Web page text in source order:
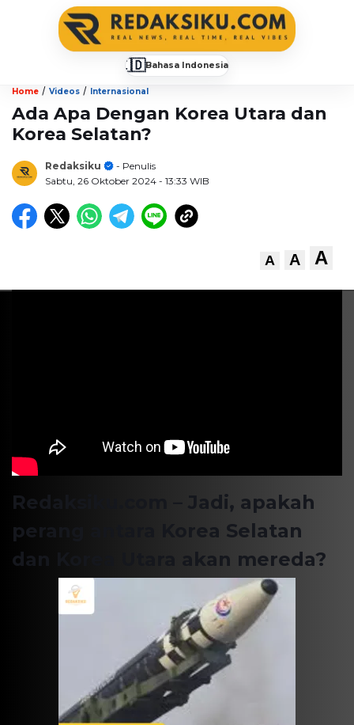
🇮🇩Bahasa Indonesia
Home / Videos / Internasional
Ada Apa Dengan Korea Utara dan
Korea Selatan?
Redaksiku
- Penulis
Sabtu, 26 Oktober 2024 - 13:33 WIB
A A A
Redaksiku.com – Jadi, apakah
perang antara Korea Selatan
dan Korea Utara akan mereda?